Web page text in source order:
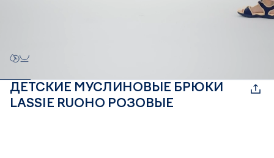
ДЕТСКИЕ МУСЛИНОВЫЕ БРЮКИ
LASSIE RUOHO РОЗОВЫЕ